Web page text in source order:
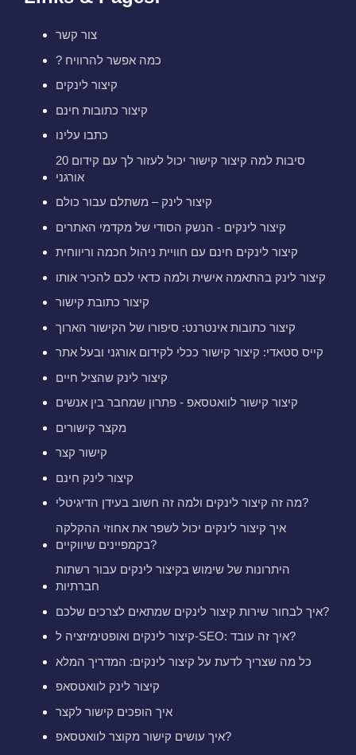
צור קשר
? כמה אפשר להרוויח
קיצור לינקים
קיצור כתובות חינם
כתבו עלינו
20 סיבות למה קיצור קישור יכול לעזור לך עם קידום
אורגני
קיצור לינק – משתלם עבור כולם
קיצור לינקים - הנשק הסודי של מקדמי האתרים
קיצור לינקים חינם עם חוויית ניהול חכמה וריווחית
קיצור לינק בהתאמה אישית ולמה כדאי לכם להכיר אותו
קיצור כתובת קישור
קיצור כתובות אינטרנט: סיפורו של הקישור הארוך
קייס סטאדי: קיצור קישור ככלי לקידום אורגני ובעל אתר
קיצור לינק שהציל חיים
קיצור קישור לוואטסאפ - פתרון שמחבר בין אנשים
מקצר קישורים
קישור קצר
קיצור לינק חינם
מה זה קיצור לינקים ולמה זה חשוב בעידן הדיגיטלי?
איך קיצור לינקים יכול לשפר את אחוזי ההקלקה
בקמפיינים שיווקיים?
היתרונות של שימוש בקיצור לינקים עבור רשתות
חברתיות
איך לבחור שירות קיצור לינקים שמתאים לצרכים שלכם?
קיצור לינקים ואופטימיזציה ל-SEO: איך זה עובד?
כל מה שצריך לדעת על קיצור לינקים: המדריך המלא
קיצור לינק לוואטסאפ
איך הופכים קישור לקצר
איך עושים קישור מקוצר לוואטסאפ?